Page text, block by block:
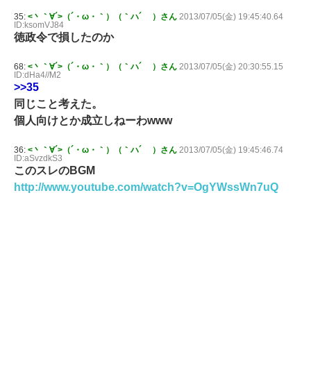
35: <丶｀∀´>（´・ω・｀）（｀ハ´ ）さん 2013/07/05(金) 19:45:40.64
ID:ksomVJ84
徳政令で損したのか
68: <丶｀∀´>（´・ω・｀）（｀ハ´ ）さん 2013/07/05(金) 20:30:55.15
ID:dHa4//M2
>>35
同じこと考えた。
個人向けとか成立しねーわwww
36: <丶｀∀´>（´・ω・｀）（｀ハ´ ）さん 2013/07/05(金) 19:45:46.74
ID:aSvzdkS3
このスレのBGM
http://www.youtube.com/watch?v=OgYWssWn7uQ